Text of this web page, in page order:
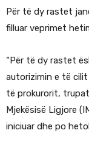
Për të dy rastet
filluar veprimet
“Për të dy rastet
autorizimin e të cilit
të prokurorit,
Mjekësisë Ligjore
iniciuar dhe po